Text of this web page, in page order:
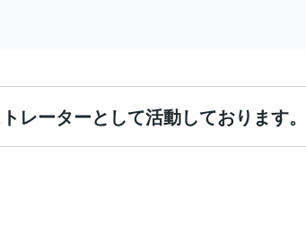
レーターとして活動しております。